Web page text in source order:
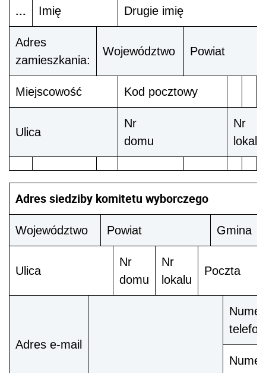
... Imię Drugie imię
Adres
zamieszkania:
Województwo Powiat
Miejscowość Kod pocztowy
Ulica
Nr
domu
Nr
lokalu
Adres siedziby komitetu wyborczego
Województwo Powiat Gmina
Ulica
Nr
domu
Nr
lokalu
Poczta
Adres e-mail
Numer
Numer